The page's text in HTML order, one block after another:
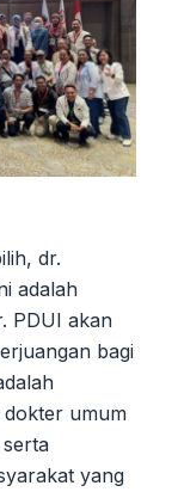
dr.
adalah
PDUI akan
bagi
dokter umum
yang